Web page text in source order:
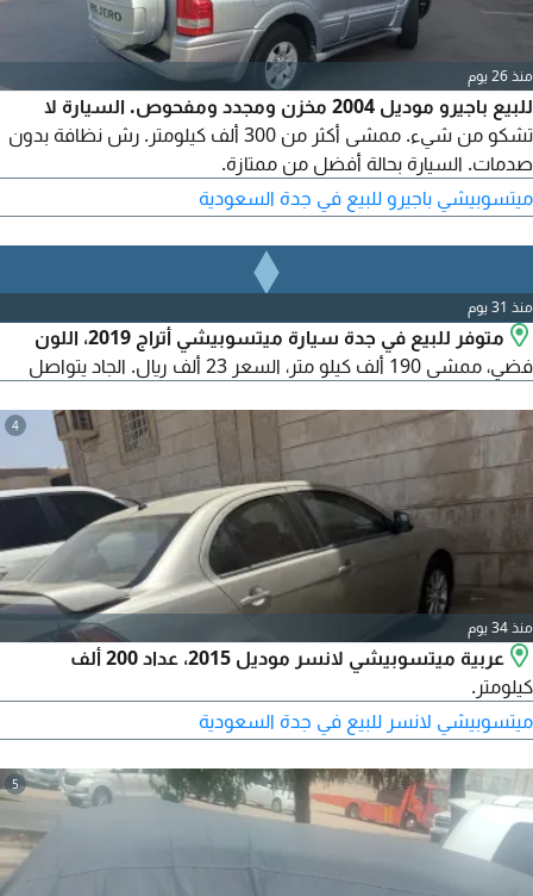
منذ 26 يوم
للبيع باجيرو موديل 2004 مخزن ومجدد ومفحوص. السيارة لا
تشكو من شيء. ممشى أكثر من 300 ألف كيلومتر. رش نظافة بدون
صدمات. السيارة بحالة أفضل من ممتازة.
ميتسوبيشي باجيرو للبيع في جدة السعودية
منذ 31 يوم
متوفر للبيع في جدة سيارة ميتسوبيشي أتراج 2019، اللون
فضي، ممشى 190 ألف كيلو متر، السعر 23 ألف ريال. الجاد يتواصل
4
منذ 34 يوم
عربية ميتسوبيشي لانسر موديل 2015، عداد 200 ألف
كيلومتر.
ميتسوبيشي لانسر للبيع في جدة السعودية
5